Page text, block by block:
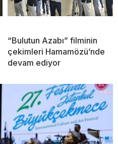
“Bulutun Azabı” filminin
çekimleri Hamamözü’nde
devam ediyor